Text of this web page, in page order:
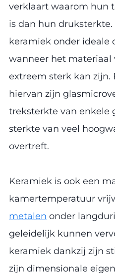
verklaart waarom hun
is dan hun
keramiek onder ideale
wanneer het materiaal
extreem sterk kan zijn.
hiervan zijn
treksterkte van enkele
sterkte van veel
overtreft.
Keramiek is ook een
kamertemperatuur
metalen onder
geleidelijk kunnen
keramiek dankzij zijn
zijn dimensionale